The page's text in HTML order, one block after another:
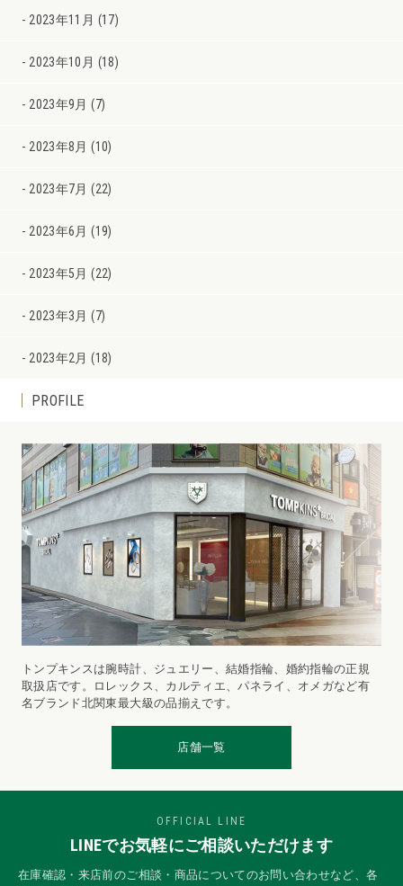
2023年11月 (17)
2023年10月 (18)
2023年9月 (7)
2023年8月 (10)
2023年7月 (22)
2023年6月 (19)
2023年5月 (22)
2023年3月 (7)
2023年2月 (18)
PROFILE
トンプキンスは腕時計、ジュエリー、結婚指輪、婚約指輪の正規
取扱店です。ロレックス、カルティエ、パネライ、オメガなど有
名ブランド北関東最大級の品揃えです。
店舗一覧
OFFICIAL LINE
LINEでお気軽にご相談いただけます
在庫確認・来店前のご相談・商品についてのお問い合わせなど、各